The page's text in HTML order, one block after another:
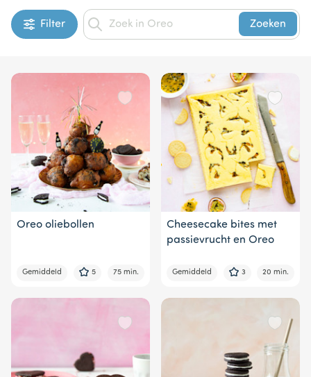
Filter Zoeken
Oreo oliebollen
Gemiddeld 5 75 min.
Cheesecake bites met
passievrucht en Oreo
Gemiddeld 3 20 min.